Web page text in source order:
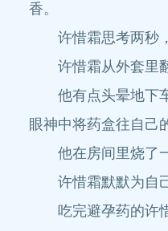
香。
许惜霜思考两秒，
许惜霜从外套里翻
他有点头晕地下车
眼神中将药盒往自己
他在房间里烧了一
许惜霜默默为自己
吃完避孕药的许惜